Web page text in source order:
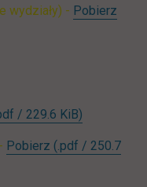
wydziały) - Pobierz
/ 229.6 KiB)
Pobierz (.pdf / 250.7